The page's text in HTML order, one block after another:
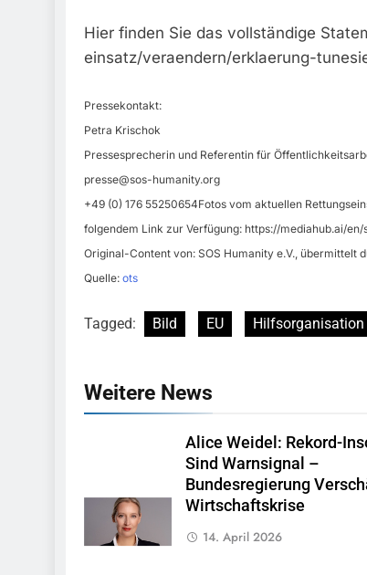
Hier finden Sie das vollständige
einsatz/veraendern/erklaerung-
Pressekontakt:
Petra Krischok
Pressesprecherin und Referentin für
presse@sos-humanity.org
+49 (0) 176 55250654Fotos vom aktuellen
folgendem Link zur Verfügung: https://mediahub.ai/
Original-Content von: SOS Humanity e.V., übermittelt
Quelle: ots
Tagged: Bild EU Hilfsorganisation
Weitere News
Alice Weidel: Rekord-
Sind Warnsignal –
Bundesregierung
Wirtschaftskrise
14. April 2026